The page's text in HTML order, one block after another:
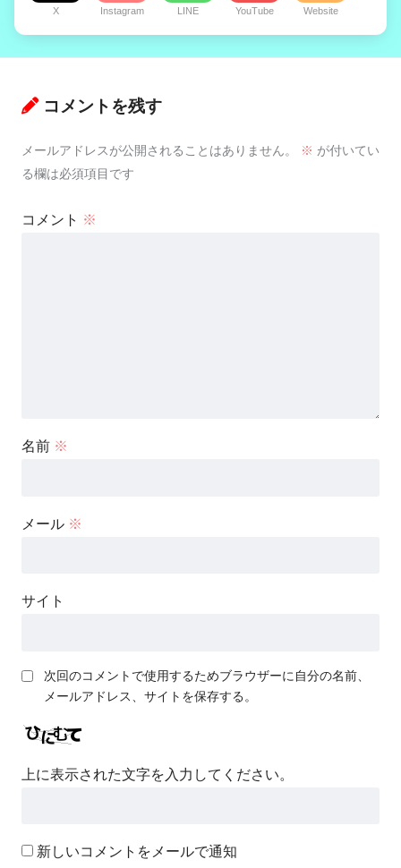
X Instagram LINE YouTube Website
コメントを残す
メールアドレスが公開されることはありません。 ※ が付いてい
る欄は必須項目です
コメント ※
名前 ※
メール ※
サイト
次回のコメントで使用するためブラウザーに自分の名前、
メールアドレス、サイトを保存する。
上に表示された文字を入力してください。
新しいコメントをメールで通知